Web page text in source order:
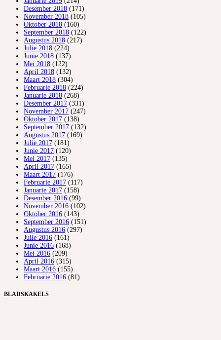
Desember 2018 (171)
November 2018 (105)
Oktober 2018 (160)
September 2018 (122)
Augustus 2018 (217)
Julie 2018 (224)
Junie 2018 (137)
Mei 2018 (122)
April 2018 (132)
Maart 2018 (304)
Februarie 2018 (224)
Januarie 2018 (268)
Desember 2017 (331)
November 2017 (247)
Oktober 2017 (138)
September 2017 (132)
Augustus 2017 (169)
Julie 2017 (181)
Junie 2017 (120)
Mei 2017 (135)
April 2017 (165)
Maart 2017 (176)
Februarie 2017 (117)
Januarie 2017 (158)
Desember 2016 (99)
November 2016 (102)
Oktober 2016 (143)
September 2016 (151)
Augustus 2016 (297)
Julie 2016 (161)
Junie 2016 (168)
Mei 2016 (209)
April 2016 (315)
Maart 2016 (155)
Februarie 2016 (81)
BLADSKAKELS